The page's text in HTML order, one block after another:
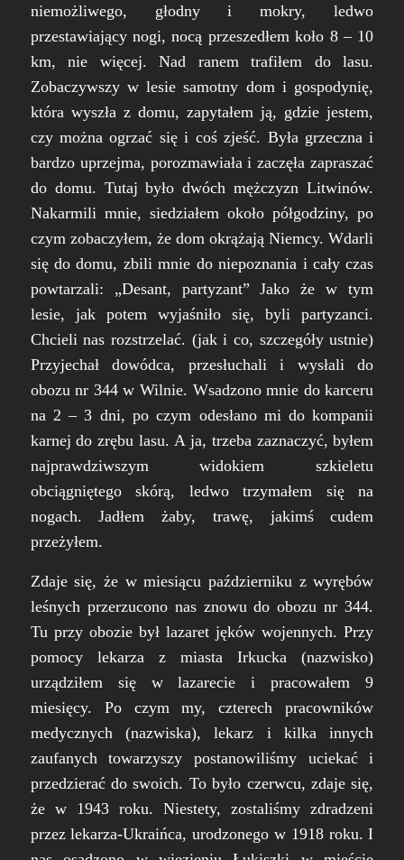
niemożliwego, głodny i mokry, ledwo
przestawiający nogi, nocą przeszedłem koło 8 – 10
km, nie więcej. Nad ranem trafiłem do lasu.
Zobaczywszy w lesie samotny dom i gospodynię,
która wyszła z domu, zapytałem ją, gdzie jestem,
czy można ogrzać się i coś zjeść. Była grzeczna i
bardzo uprzejma, porozmawiała i zaczęła zapraszać
do domu. Tutaj było dwóch mężczyzn Litwinów.
Nakarmili mnie, siedziałem około półgodziny, po
czym zobaczyłem, że dom okrążają Niemcy. Wdarli
się do domu, zbili mnie do niepoznania i cały czas
powtarzali: „Desant, partyzant” Jako że w tym
lesie, jak potem wyjaśniło się, byli partyzanci.
Chcieli nas rozstrzelać. (jak i co, szczegóły ustnie)
Przyjechał dowódca, przesłuchali i wysłali do
obozu nr 344 w Wilnie. Wsadzono mnie do karceru
na 2 – 3 dni, po czym odesłano mi do kompanii
karnej do zrębu lasu. A ja, trzeba zaznaczyć, byłem
najprawdziwszym widokiem szkieletu
obciągniętego skórą, ledwo trzymałem się na
nogach. Jadłem żaby, trawę, jakimś cudem
przeżyłem.
Zdaje się, że w miesiącu październiku z wyrębów
leśnych przerzucono nas znowu do obozu nr 344.
Tu przy obozie był lazaret jęków wojennych. Przy
pomocy lekarza z miasta Irkucka (nazwisko)
urządziłem się w lazarecie i pracowałem 9
miesięcy. Po czym my, czterech pracowników
medycznych (nazwiska), lekarz i kilka innych
zaufanych towarzyszy postanowiliśmy uciekać i
przedzierać do swoich. To było czerwcu, zdaje się,
że w 1943 roku. Niestety, zostaliśmy zdradzeni
przez lekarza-Ukraińca, urodzonego w 1918 roku. I